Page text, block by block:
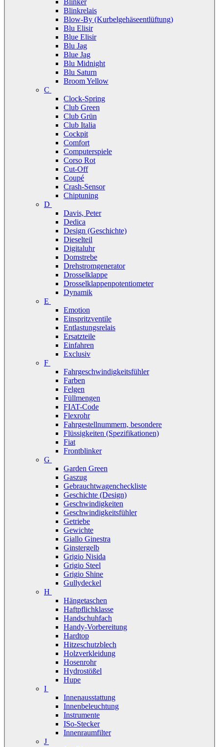
Blinker
Blinkrelais
Blow-By (Kurbelgehäseentlüftung)
Blu Elisir
Blue Elisir
Blu Jag
Blue Jag
Blu Midnight
Blu Saturn
Broom Yellow
C
Clock-Spring
Club Green
Club Grün
Club Italia
Cockpit
Comfort
Computerspiele
Corso Rot
Cut-Off
Coupé
Crash-Sensor
Chiptuning
D
Davis, Peter
Dedica
Design (Geschichte)
Dieselteil
Digitaluhr
Domstrebe
Drehstromgenerator
Drosselklappe
Drosselklappenpotentiometer
Dynamik
E
Emotion
Einspritzventile
Entlastungsrelais
Ersatzteile
Einfahren
Exclusiv
F
Fahrgeschwindigkeitsfühler
Farben
Felgen
Füllmengen
FIAT-Code
Flexrohr
Fahrgestellnummern, besondere
Flüssigkeiten (Spezifikationen)
Fiat
Frontblinker
G
Garden Green
Gaszug
Gebrauchtwagencheckliste
Geschichte (Design)
Geschwindigkeiten
Geschwindigkeitsfühler
Getriebe
Gewichte
Giallo Ginestra
Ginstergelb
Grigio Nisida
Grigio Steel
Grigio Shine
Gullydeckel
H
Hängetaschen
Haftpflichklasse
Handschuhfach
Handy-Vorbereitung
Hardtop
Hitzeschutzblech
Holzverkleidung
Hosenrohr
Hydrostößel
Hupe
I
Innenausstattung
Innenbeleuchtung
Instrumente
ISo-Stecker
Innenraumfilter
J